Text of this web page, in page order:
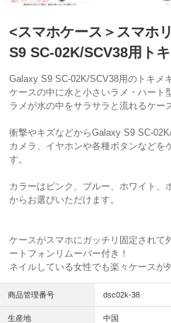
<スマホケース＞スマ
S9 SC-02K/SCV38用ト
Galaxy S9 SC-02K/SCV38用のトキメ
ケースの中に水と小さいラメ・ハート
ラメが水の中をサラサラと流れるケー
衝撃やキズなどからGalaxy S9 SC-
カメラ、イヤホンや各種ボタンなどを
す。
カラーはピンク、ブルー、ホワイト、
からお選びいただけます。
ケースがスマホにガッチリ固定され
ートフォンリムーバー付き！
ネイルしている女性でも楽々ケースが
商品管理番号 dsc02k-38
生産地 中国